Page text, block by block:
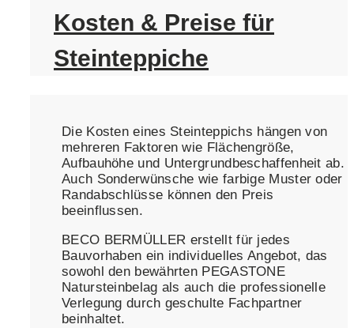
Kosten & Preise für
Steinteppiche
Die Kosten eines Steinteppichs hängen von
mehreren Faktoren wie Flächengröße,
Aufbauhöhe und Untergrundbeschaffenheit ab.
Auch Sonderwünsche wie farbige Muster oder
Randabschlüsse können den Preis
beeinflussen.
BECO BERMÜLLER erstellt für jedes
Bauvorhaben ein individuelles Angebot, das
sowohl den bewährten PEGASTONE
Natursteinbelag als auch die professionelle
Verlegung durch geschulte Fachpartner
beinhaltet.